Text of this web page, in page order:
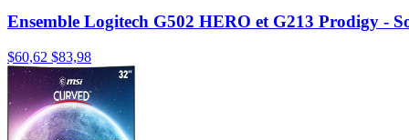
Ensemble Logitech G502 HERO et G213 Prodigy -
$60,62 $83,98